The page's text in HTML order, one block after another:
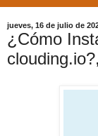
jueves, 16 de julio de
¿Cómo